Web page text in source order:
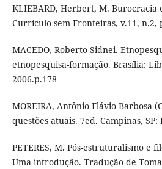
KLIEBARD, Herbert, M. Burocracia
Currículo sem Fronteiras, v.11, n.2,
MACEDO, Roberto Sidnei.
etnopesquisa-formação. Brasília:
2006.p.178
MOREIRA, Antônio Flávio Barbosa
questões atuais. 7ed. Campinas,
PETERES, M. Pós-estruturalismo e
Uma introdução. Tradução de